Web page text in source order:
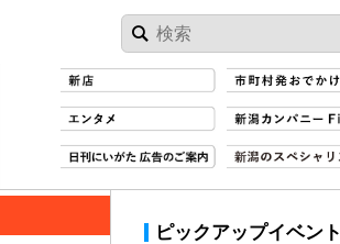
ピックアップイベント